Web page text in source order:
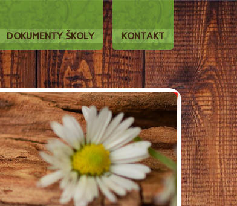
DOKUMENTY ŠKOLY KONTAKT